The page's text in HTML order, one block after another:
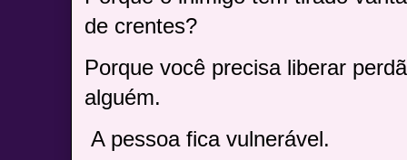
de crentes?
Porque você precisa liberar
alguém.
A pessoa fica vulnerável.